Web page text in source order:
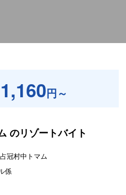
1,160円～
のリゾートバイト
冠村中トマム
係